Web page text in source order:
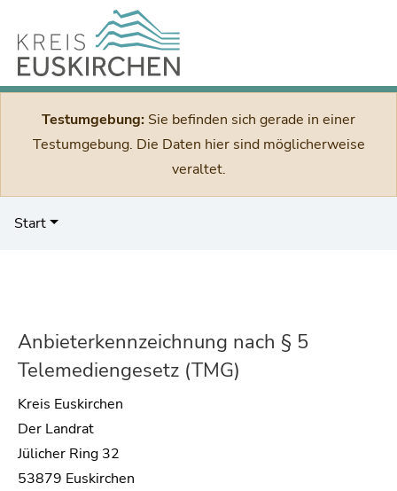
Testumgebung: Sie befinden sich gerade in einer
Testumgebung. Die Daten hier sind möglicherweise
veraltet.
Start
Anbieterkennzeichnung nach § 5
Telemediengesetz (TMG)
Kreis Euskirchen
Der Landrat
Jülicher Ring 32
53879 Euskirchen